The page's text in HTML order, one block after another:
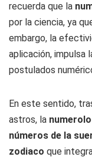
recuerda que la
por la ciencia, ya
embargo, la
aplicación, impulsa
postulados
En este sentido,
astros, la
números de la
zodiaco que